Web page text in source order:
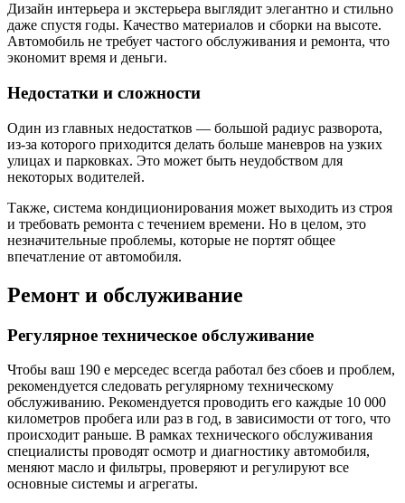
Дизайн интерьера и экстерьера выглядит элегантно и стильно
даже спустя годы. Качество материалов и сборки на высоте.
Автомобиль не требует частого обслуживания и ремонта, что
экономит время и деньги.
Недостатки и сложности
Один из главных недостатков — большой радиус разворота,
из-за которого приходится делать больше маневров на узких
улицах и парковках. Это может быть неудобством для
некоторых водителей.
Также, система кондиционирования может выходить из строя
и требовать ремонта с течением времени. Но в целом, это
незначительные проблемы, которые не портят общее
впечатление от автомобиля.
Ремонт и обслуживание
Регулярное техническое обслуживание
Чтобы ваш 190 е мерседес всегда работал без сбоев и проблем,
рекомендуется следовать регулярному техническому
обслуживанию. Рекомендуется проводить его каждые 10 000
километров пробега или раз в год, в зависимости от того, что
происходит раньше. В рамках технического обслуживания
специалисты проводят осмотр и диагностику автомобиля,
меняют масло и фильтры, проверяют и регулируют все
основные системы и агрегаты.